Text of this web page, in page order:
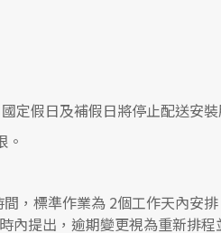
定假日及補假日將停止配送安裝
，標準作業為 2個工作天內安
內提出，逾期變更視為重新排程